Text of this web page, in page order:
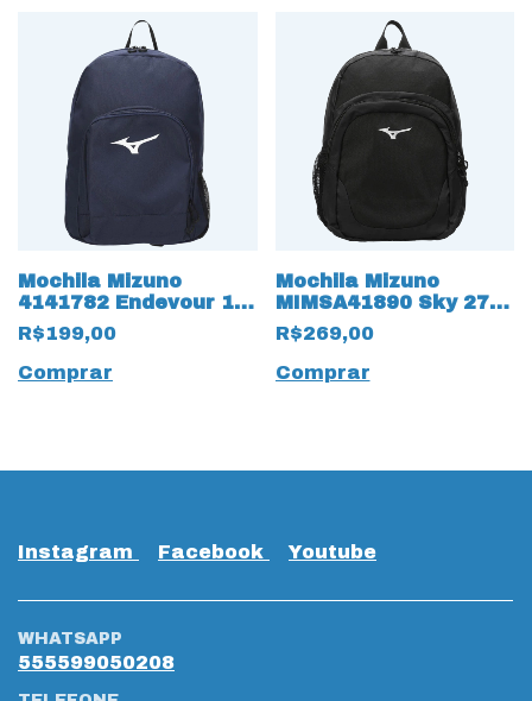
Mochila Mizuno
4141782 Endevour 17
Litros com suporte
notebook 17771 Azul
R$199,00
Comprar
Mochila Mizuno
MIMSA41890 Sky 27
litros 17777 Preto
R$269,00
Comprar
Instagram Facebook Youtube
WHATSAPP
555599050208